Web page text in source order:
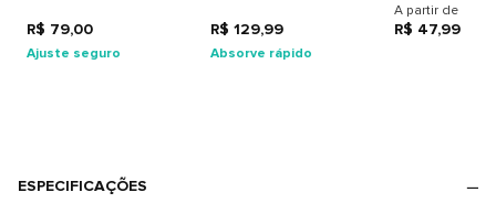
R$ 79,00
Ajuste seguro
R$ 129,99
Absorve rápido
A partir de
R$ 47,99
ESPECIFICAÇÕES